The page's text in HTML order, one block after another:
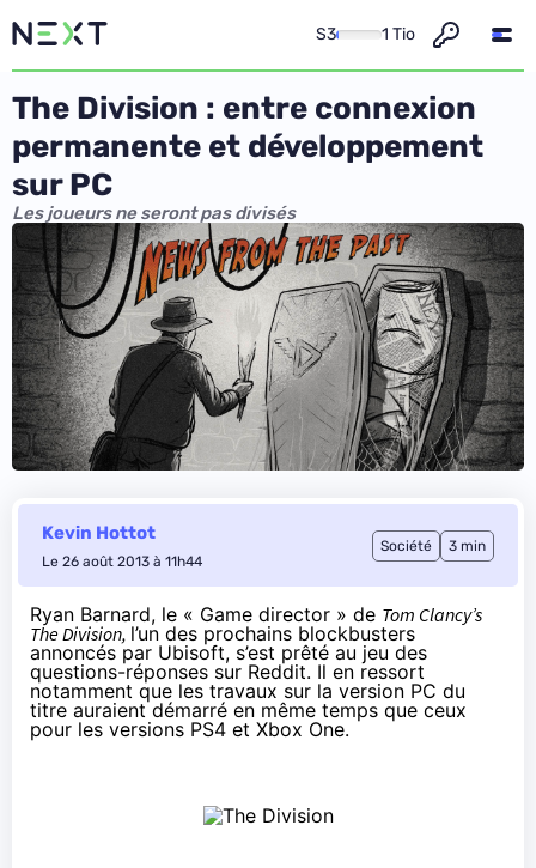
S3 1 Tio
The Division : entre connexion
permanente et développement
sur PC
Les joueurs ne seront pas divisés
Kevin Hottot
Le 26 août 2013 à 11h44
Société 3 min
Ryan Barnard, le « Game director » de Tom Clancy’s
The Division, l’un des prochains blockbusters
annoncés par Ubisoft, s’est prêté au jeu des
questions-réponses sur Reddit. Il en ressort
notamment que les travaux sur la version PC du
titre auraient démarré en même temps que ceux
pour les versions PS4 et Xbox One.